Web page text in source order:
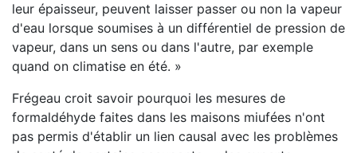
leur épaisseur, peuvent laisser passer ou non la vapeur
d'eau lorsque soumises à un différentiel de pression de
vapeur, dans un sens ou dans l'autre, par exemple
quand on climatise en été. »
Frégeau croit savoir pourquoi les mesures de
formaldéhyde faites dans les maisons miufées n'ont
pas permis d'établir un lien causal avec les problèmes